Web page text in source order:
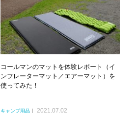
コールマンのマットを体験レポート（イ
ンフレーターマット／エアーマット）を
使ってみた！
キャンプ用品
2021.07.02